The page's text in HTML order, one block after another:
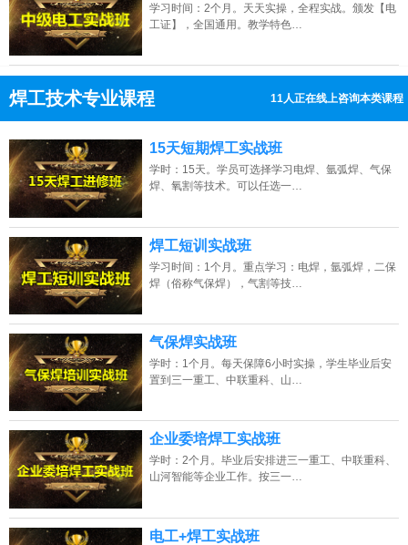
学习时间：2个月。天天实操，全程实战。颁发【电
工证】，全国通用。教学特色…
焊工技术专业课程 11人正在线上咨询本类课程
点击免费咨询电话：13807313137
15天短期焊工实战班
学时：15天。学员可选择学习电焊、氩弧焊、气保
焊、氧割等技术。可以任选一…
焊工短训实战班
学习时间：1个月。重点学习：电焊，氩弧焊，二保
焊（俗称气保焊），气割等技…
气保焊实战班
学时：1个月。每天保障6小时实操，学生毕业后安
置到三一重工、中联重科、山…
企业委培焊工实战班
学时：2个月。毕业后安排进三一重工、中联重科、
山河智能等企业工作。按三一…
电工+焊工实战班
陕西的网友正进入本页访问